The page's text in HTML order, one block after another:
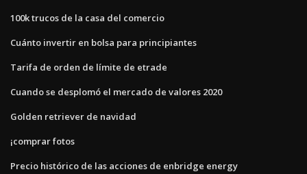
100k trucos de la casa del comercio
Cuánto invertir en bolsa para principiantes
Tarifa de orden de límite de etrade
Cuando se desplomó el mercado de valores 2020
Golden retriever de navidad
¡comprar fotos
Precio histórico de las acciones de enbridge energy